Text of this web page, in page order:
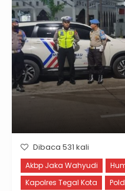
Dibaca 531 kali
Akbp Jaka Wahyudi
Kapolres Tegal Kota